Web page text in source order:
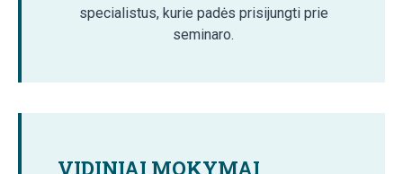
specialistus, kurie padės prisijungti prie
seminaro.
VIDINIAI MOKYMAI